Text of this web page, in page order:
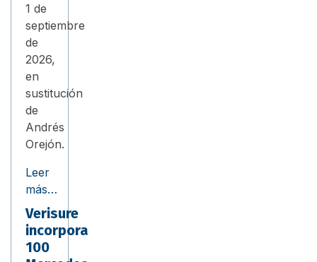
1 de
septiembre
de
2026,
en
sustitución
de
Andrés
Orejón.
Leer
más…
Verisure
incorpora
100